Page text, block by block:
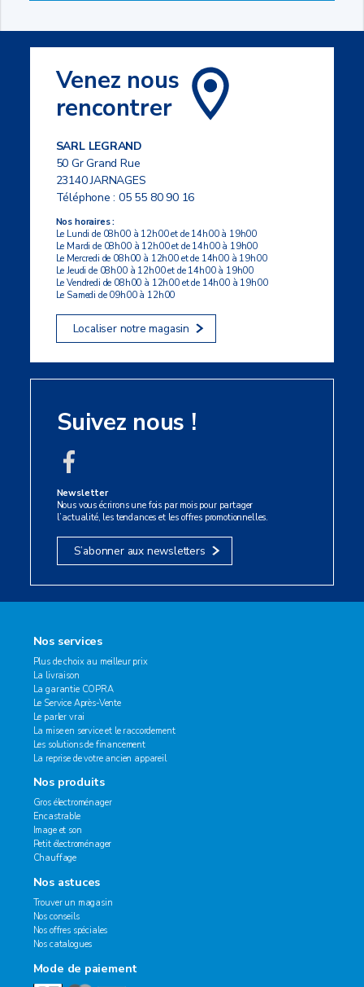
Venez nous
rencontrer
SARL LEGRAND
50 Gr Grand Rue
23140 JARNAGES
Téléphone :05 55 80 90 16
Nos horaires :
Le Lundi de 08h00 à 12h00 et de 14h00 à 19h00
Le Mardi de 08h00 à 12h00 et de 14h00 à 19h00
Le Mercredi de 08h00 à 12h00 et de 14h00 à 19h00
Le Jeudi de 08h00 à 12h00 et de 14h00 à 19h00
Le Vendredi de 08h00 à 12h00 et de 14h00 à 19h00
Le Samedi de 09h00 à 12h00
Localiser notre magasin
Suivez nous !
Newsletter
Nous vous écrirons une fois par mois pour partager
l’actualité, les tendances et les offres promotionnelles.
S’abonner aux newsletters
Nos services
Plus de choix au meilleur prix
La livraison
La garantie COPRA
Le Service Après-Vente
Le parler vrai
La mise en service et le raccordement
Les solutions de financement
La reprise de votre ancien appareil
Nos produits
Gros électroménager
Encastrable
Image et son
Petit électroménager
Chauffage
Nos astuces
Trouver un magasin
Nos conseils
Nos offres spéciales
Nos catalogues
Mode de paiement